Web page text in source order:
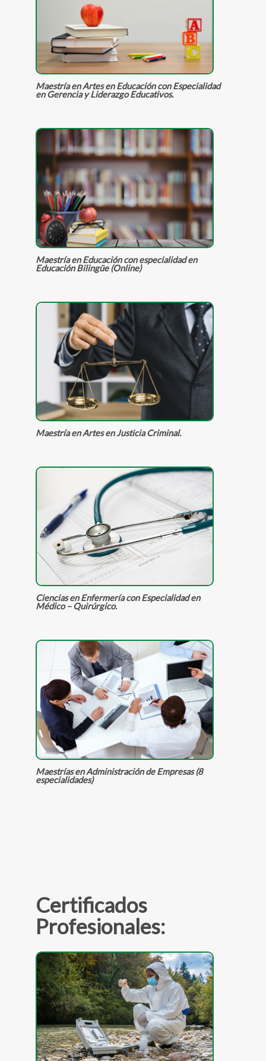
Maestría en Artes en Educación con Especialidad
en Gerencia y Liderazgo Educativos.
Maestría en Educación con especialidad en
Educación Bilingüe(Online)
Maestría en Artes en Justicia Criminal.
Ciencias en Enfermería con Especialidad en
Médico – Quirúrgico.
Maestrías en Administración de Empresas (8
especialidades)
Certificados
Profesionales: